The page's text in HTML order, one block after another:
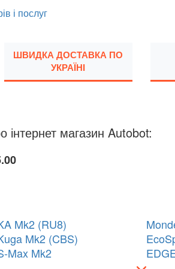
і послуг
ШВИДКА ДОСТАВКА ПО
УКРАЇНІ
магазин Autobot:
Mk2 (RU8)
Mk2 (CBS)
Max Mk2